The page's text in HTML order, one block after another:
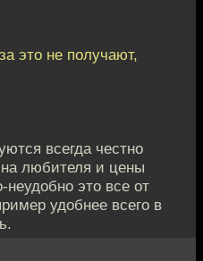
это не получают,
всегда честно
любителя и цены
неудобно это все от
удобнее всего в